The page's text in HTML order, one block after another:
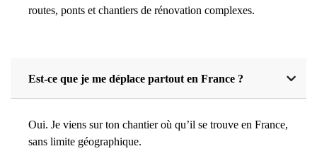
routes, ponts et chantiers de rénovation complexes.
Est-ce que je me déplace partout en France ?
Oui. Je viens sur ton chantier où qu’il se trouve en France,
sans limite géographique.